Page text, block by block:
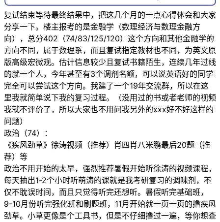
复试结束等待最终结果中，把这几个月的一点心得体会和大家
分享一下。楼主报考的是金融学（数理经济与数理金融方
向），总分402（74/83/125/120）这个方向和其他金融学的
方向不同，属于数理系，而且复试指定教材也不同，为英文原
版高级宏微观。估计信息较少且复试书籍陌生，连续几年过线
的就一个人，今年甚至有3个调剂名额，可以说英语好的同学
完全可以尝试这个方向。我建了一个19年交流群，所以在这
里我就简单说下我的复习过程。（没用过的书或者老师的视频
我就不评价了，所以大家也不用问我另外的xxx好不好这样的
问题）
政治（74）：
《疾风劲草》徐涛视频（推荐）肖四肖八米鹏最后20题（推
荐）等
政治不用开始的太早，强烈推荐暑假开始听徐涛的视频课程，
每天抽出1-2个小时听萌涛的课就是我考研复习的调味剂，不
仅不耽误时间，而且只觉得听完还想听。暑假听完基础班，
9-10月份听完强化班和刷题班，11月开始就一页一页的撸疾风
劲草。小草更像是个工具书，但是不仔细撸过一遍，等你想查